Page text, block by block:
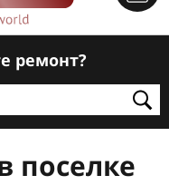
ремонт?
поселке